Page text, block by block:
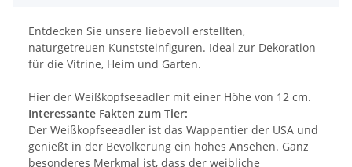
Entdecken Sie unsere liebevoll erstellten,
naturgetreuen Kunststeinfiguren. Ideal zur Dekoration
für die Vitrine, Heim und Garten.
Hier der Weißkopfseeadler mit einer Höhe von 12 cm.
Interessante Fakten zum Tier:
Der Weißkopfseeadler ist das Wappentier der USA und
genießt in der Bevölkerung ein hohes Ansehen. Ganz
besonderes Merkmal ist, dass der weibliche